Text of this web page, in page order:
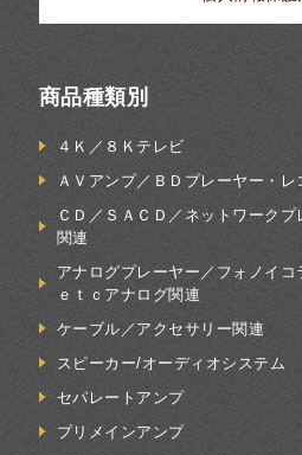
商品種類別
４Ｋ／８Ｋテレビ
ＡＶアンプ／ＢＤプレーヤー・レ
ＣＤ／ＳＡＣＤ／ネットワーク
関連
アナログプレーヤー／フォノイ
ｅｔｃアナログ関連
ケーブル／アクセサリー関連
スピーカー/オーディオシステム
セパレートアンプ
プリメインアンプ